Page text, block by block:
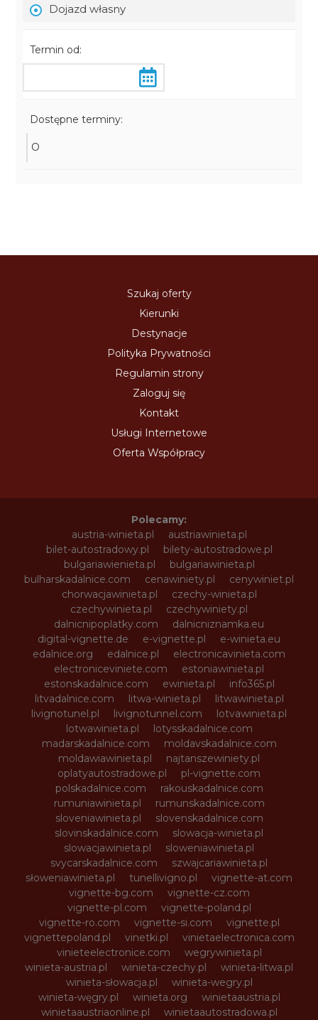
Dojazd własny
Termin od:
Dostępne terminy:
O
Szukaj oferty
Kierunki
Destynacje
Polityka Prywatności
Regulamin strony
Zaloguj się
Kontakt
Usługi Internetowe
Oferta Współpracy
Polecamy:
austria-winieta.pl
austriawinieta.pl
bilet-autostradowy.pl
bilety-autostradowe.pl
bulgariawienieta.pl
bulgariawinieta.pl
bulharskadalnice.com
cenawiniety.pl
cenywiniet.pl
chorwacjawinieta.pl
czechy-winieta.pl
czechywinieta.pl
czechywiniety.pl
dalnicnipoplatky.com
dalnicniznamka.eu
digital-vignette.de
e-vignette.pl
e-winieta.eu
edalnice.org
edalnice.pl
electronicavinieta.com
electroniceviniete.com
estoniawinieta.pl
estonskadalnice.com
ewinieta.pl
info365.pl
litvadalnice.com
litwa-winieta.pl
litwawinieta.pl
livignotunel.pl
livignotunnel.com
lotvawinieta.pl
lotwawinieta.pl
lotysskadalnice.com
madarskadalnice.com
moldavskadalnice.com
moldawiawinieta.pl
najtanszewiniety.pl
oplatyautostradowe.pl
pl-vignette.com
polskadalnice.com
rakouskadalnice.com
rumuniawinieta.pl
rumunskadalnice.com
sloveniawinieta.pl
slovenskadalnice.com
slovinskadalnice.com
slowacja-winieta.pl
slowacjawinieta.pl
sloweniawinieta.pl
svycarskadalnice.com
szwajcariawinieta.pl
słoweniawinieta.pl
tunellivigno.pl
vignette-at.com
vignette-bg.com
vignette-cz.com
vignette-pl.com
vignette-poland.pl
vignette-ro.com
vignette-si.com
vignette.pl
vignettepoland.pl
vinetki.pl
vinietaelectronica.com
vinieteelectronice.com
wegrywinieta.pl
winieta-austria.pl
winieta-czechy.pl
winieta-litwa.pl
winieta-słowacja.pl
winieta-wegry.pl
winieta-węgry.pl
winieta.org
winietaaustria.pl
winietaaustriaonline.pl
winietaautostradowa.pl